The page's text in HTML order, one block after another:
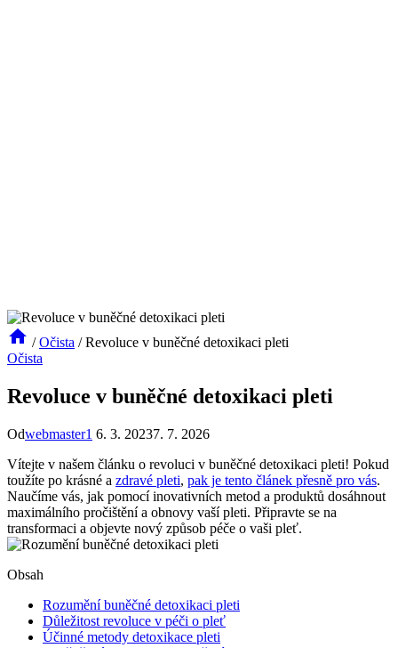
/ Očista / Revoluce v buněčné detoxikaci pleti
Očista
Revoluce v buněčné detoxikaci pleti
Odwebmaster1 6. 3. 20237. 7. 2026
Vítejte v našem článku o revoluci v buněčné ⁢detoxikaci pleti! Pokud
toužíte po krásné a zdravé pleti, pak je tento článek přesně pro vás.
Naučíme vás, jak pomocí inovativních metod a produktů dosáhnout
maximálního pročištění a obnovy ⁣vaší pleti. Připravte ‍se na
transformaci a⁢ objevte‍ nový způsob péče o⁣ vaši pleť.
Obsah
Rozumění buněčné detoxikaci pleti
Důležitost revoluce‌ v péči o pleť
Účinné metody detoxikace pleti